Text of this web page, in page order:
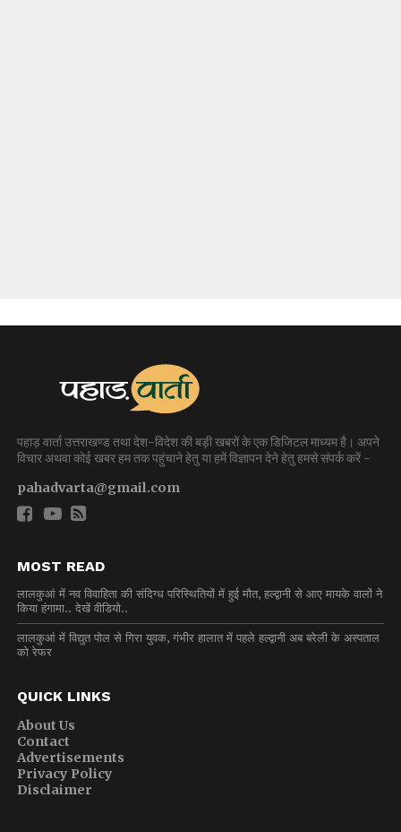
पहाड़ वार्ता उत्तराखण्ड तथा देश-विदेश की बड़ी खबरों के एक डिजिटल माध्यम है। अपने
विचार अथवा कोई खबर हम तक पहुंचाने हेतु या हमें विज्ञापन देने हेतु हमसे संपर्क करें -
pahadvarta@gmail.com
MOST READ
लालकुआं में नव विवाहिता की संदिग्ध परिस्थितियों में हुई मौत, हल्द्वानी से आए मायके वालों ने
किया हंगामा.. देखें वीडियो..
लालकुआं में विद्युत पोल से गिरा युवक, गंभीर हालात में पहले हल्द्वानी अब बरेली के अस्पताल
को रेफर
QUICK LINKS
About Us
Contact
Advertisements
Privacy Policy
Disclaimer